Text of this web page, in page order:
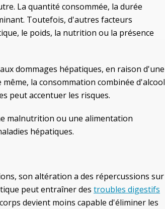
La quantité consommée, la durée
Toutefois, d'autres facteurs
le poids, la nutrition ou la présence
dommages hépatiques, en raison d'une
la consommation combinée d'alcool
peut accentuer les risques.
malnutrition ou une alimentation
hépatiques.
son altération a des répercussions sur
peut entraîner des troubles digestifs
devient moins capable d'éliminer les